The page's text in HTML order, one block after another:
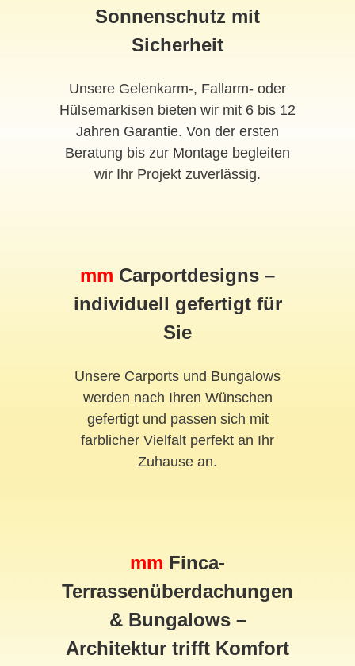
Sonnenschutz mit
Sicherheit
Unsere Gelenkarm-, Fallarm- oder
Hülsemarkisen bieten wir mit 6 bis 12
Jahren Garantie. Von der ersten
Beratung bis zur Montage begleiten
wir Ihr Projekt zuverlässig.
mm Carportdesigns –
individuell gefertigt für
Sie
Unsere Carports und Bungalows
werden nach Ihren Wünschen
gefertigt und passen sich mit
farblicher Vielfalt perfekt an Ihr
Zuhause an.
mm Finca-
Terrassenüberdachungen
& Bungalows –
Architektur trifft Komfort